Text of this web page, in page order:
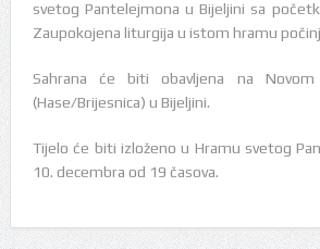
svetog Pantelejmona u Bijeljini sa
Zaupokojena liturgija u istom hramu
Sahrana će biti obavljena na Novom
(Hase/Brijesnica) u Bijeljini.
Tijelo će biti izloženo u Hramu svetog
10. decembra od 19 časova.